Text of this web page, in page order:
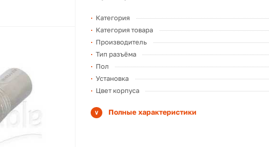
Категория
Категория товара
Производитель
Тип разъёма
Пол
Установка
Цвет корпуса
Полные характеристики